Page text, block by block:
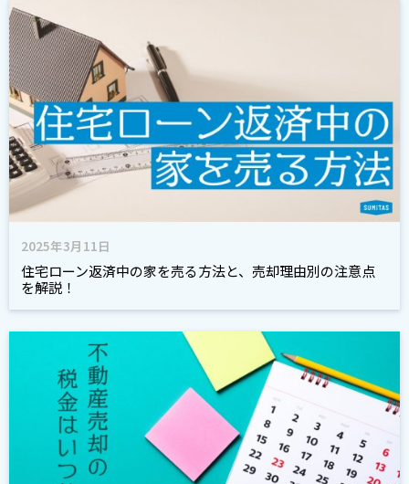
2025年3月11日
住宅ローン返済中の家を売る方法と、売却理由別の注意点
を解説！